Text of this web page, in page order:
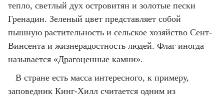
тепло, светлый дух островитян и золотые пески
Гренадин. Зеленый цвет представляет собой
пышную растительность и сельское хозяйство Сент-
Винсента и жизнерадостность людей. Флаг иногда
называется «Драгоценные камни».
В стране есть масса интересного, к примеру,
заповедник Кинг-Хилл считается одним из